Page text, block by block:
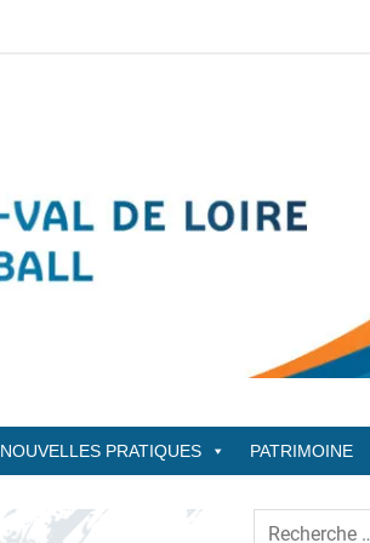
NOUVELLES PRATIQUES PATRIMOINE